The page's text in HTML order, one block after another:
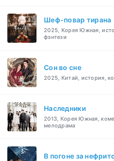
Шеф-повар тирана
2025, Корея Южная,
фэнтези
Cон во сне
2025, Китай, история,
Наследники
2013, Корея Южная,
мелодрама
В погоне за